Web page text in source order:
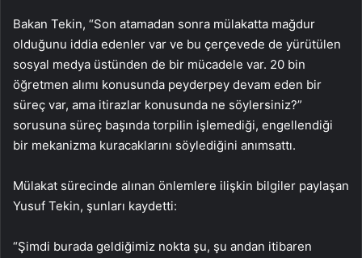
Bakan Tekin, “Son atamadan sonra mülakatta mağdur
olduğunu iddia edenler var ve bu çerçevede de yürütülen
sosyal medya üstünden de bir mücadele var. 20 bin
öğretmen alımı konusunda peyderpey devam eden bir
süreç var, ama itirazlar konusunda ne söylersiniz?”
sorusuna süreç başında torpilin işlemediği, engellendiği
bir mekanizma kuracaklarını söylediğini anımsattı.
Mülakat sürecinde alınan önlemlere ilişkin bilgiler paylaşan
Yusuf Tekin, şunları kaydetti:
“Şimdi burada geldiğimiz nokta şu, şu andan itibaren